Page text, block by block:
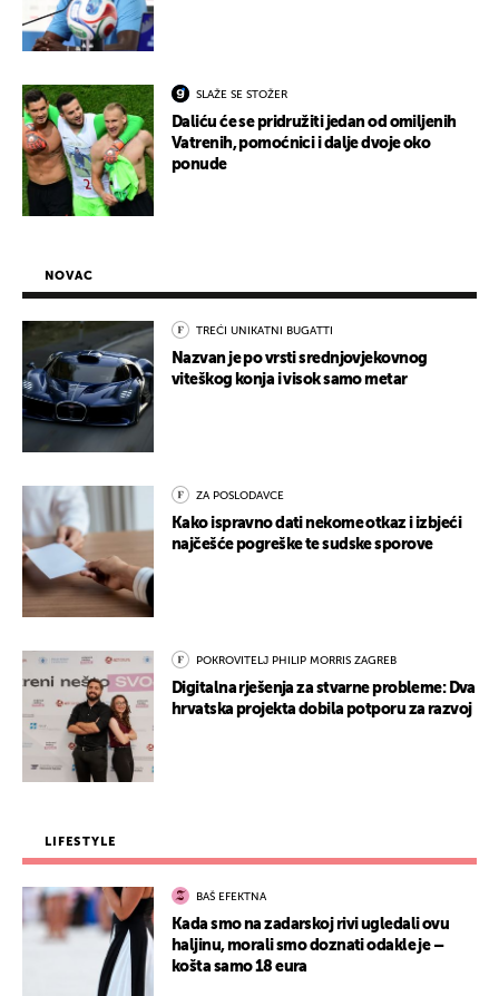
SLAŽE SE STOŽER
Daliću će se pridružiti jedan od omiljenih
Vatrenih, pomoćnici i dalje dvoje oko
ponude
NOVAC
TREĆI UNIKATNI BUGATTI
Nazvan je po vrsti srednjovjekovnog
viteškog konja i visok samo metar
ZA POSLODAVCE
Kako ispravno dati nekome otkaz i izbjeći
najčešće pogreške te sudske sporove
POKROVITELJ PHILIP MORRIS ZAGREB
Digitalna rješenja za stvarne probleme: Dva
hrvatska projekta dobila potporu za razvoj
LIFESTYLE
BAŠ EFEKTNA
Kada smo na zadarskoj rivi ugledali ovu
haljinu, morali smo doznati odakle je –
košta samo 18 eura